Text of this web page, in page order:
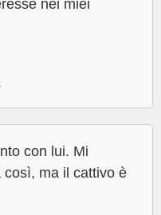
nei miei
con lui. Mi
ma il cattivo è